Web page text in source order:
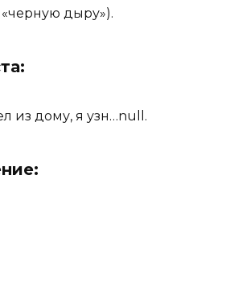
«черную дыру»).
из дому, я узн…null.